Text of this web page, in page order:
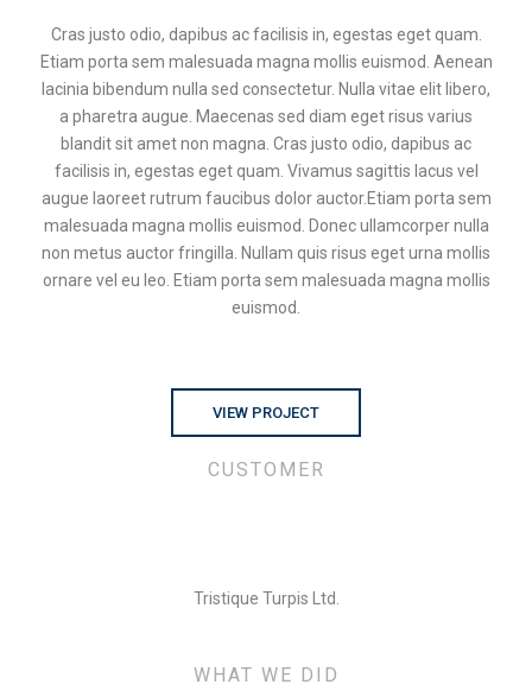
Cras justo odio, dapibus ac facilisis in, egestas eget quam.
Etiam porta sem malesuada magna mollis euismod. Aenean
lacinia bibendum nulla sed consectetur. Nulla vitae elit libero,
a pharetra augue. Maecenas sed diam eget risus varius
blandit sit amet non magna. Cras justo odio, dapibus ac
facilisis in, egestas eget quam. Vivamus sagittis lacus vel
augue laoreet rutrum faucibus dolor auctor.Etiam porta sem
malesuada magna mollis euismod. Donec ullamcorper nulla
non metus auctor fringilla. Nullam quis risus eget urna mollis
ornare vel eu leo. Etiam porta sem malesuada magna mollis
euismod.
VIEW PROJECT
CUSTOMER
Tristique Turpis Ltd.
WHAT WE DID